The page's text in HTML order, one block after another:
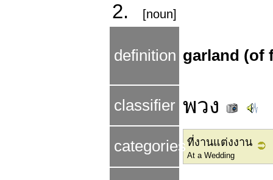
2. [noun]
definition garland (of
classifier พวง
categoriesที่งานแต่งงาน
At a Wedding